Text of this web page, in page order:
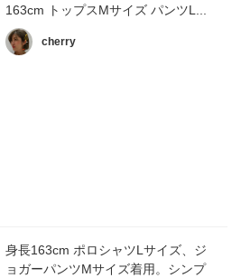
163cm トップスMサイズ パンツL...
cherry
身長163cm ポロシャツLサイズ、ジ
ョガーパンツMサイズ着用。シンプ